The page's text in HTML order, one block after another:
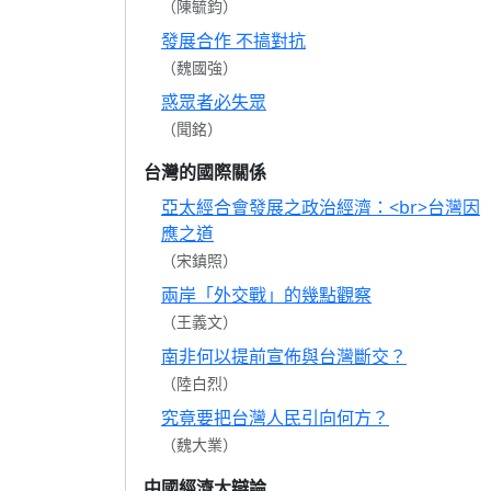
（陳毓鈞）
發展合作 不搞對抗
（魏國強）
惑眾者必失眾
（聞銘）
台灣的國際關係
亞太經合會發展之政治經濟：<br>台灣因
應之道
（宋鎮照）
兩岸「外交戰」的幾點觀察
（王義文）
南非何以提前宣佈與台灣斷交？
（陸白烈）
究竟要把台灣人民引向何方？
（魏大業）